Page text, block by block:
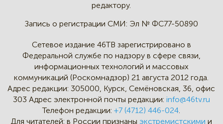
редактору.
Запись о регистрации СМИ: Эл № ФС77-50890
Сетевое издание 46ТВ зарегистрировано в
Федеральной службе по надзору в сфере связи,
информационных технологий и массовых
коммуникаций (Роскомнадзор) 21 августа 2012 года.
Адрес редакции: 305000, Курск, Семёновская, 36, офис
303 Адрес электронной почты редакции: info@46tv.ru
Телефон редакции: +7 (4712) 446-024.
Для читателей: в России признаныэкстремистскими и